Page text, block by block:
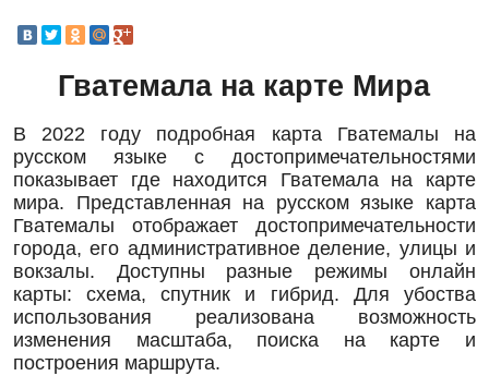
Гватемала на карте Мира
В 2022 году подробная карта Гватемалы на
русском языке с достопримечательностями
показывает где находится Гватемала на карте
мира. Представленная на русском языке карта
Гватемалы отображает достопримечательности
города, его административное деление, улицы и
вокзалы. Доступны разные режимы онлайн
карты: схема, спутник и гибрид. Для убоства
использования реализована возможность
изменения масштаба, поиска на карте и
построения маршрута.